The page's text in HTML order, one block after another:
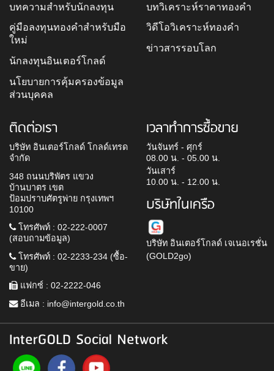
บทความสำหรับนักลงทุน
คู่มือลงทุนทองคำสำหรับมือ
ใหม่
นักลงทุนอินเตอร์โกลด์
นโยบายการคุ้มครองข้อมูล
ส่วนบุคคล
บทวิเคราะห์ราคาทองคำ
วิดีโอวิเคราะห์ทองคำ
ข่าวสารรอบโลก
ติดต่อเรา
บริษัท อินเตอร์โกลด์ โกลด์เทรด
จำกัด
348 ถนนบริพัตร แขวง
บ้านบาตร เขต
ป้อมปราบศัตรูพ่าย กรุงเทพฯ
10100
โทรศัพท์ : 02-222-0007
(สอบถามข้อมูล)
โทรศัพท์ : 02-2233-234 (ซื้อ-
ขาย)
แฟกซ์ : 02-2222-046
อีเมล : info@intergold.co.th
เวลาทำการซื้อขาย
วันจันทร์ - ศุกร์
08.00 น. - 05.00 น.
วันเสาร์
10.00 น. - 12.00 น.
บริษัทในเครือ
บริษัท อินเตอร์โกลด์ เจเนอเรชั่น
(GOLD2go)
InterGOLD Social Network